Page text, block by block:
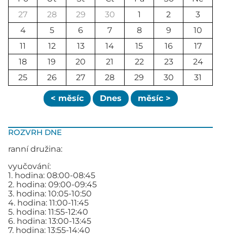
27
28 29 30 1 2
3
4
5 6 7 8 9
10
11
12 13 14 15 16
17
18
19 20 21 22 23
24
25
26 27 28 29 30 31
< měsíc Dnes měsíc >
ROZVRH DNE
ranní družina:
vyučování:
1. hodina: 08:00-08:45
2. hodina: 09:00-09:45
3. hodina: 10:05-10:50
4. hodina: 11:00-11:45
5. hodina: 11:55-12:40
6. hodina: 13:00-13:45
7. hodina: 13:55-14:40